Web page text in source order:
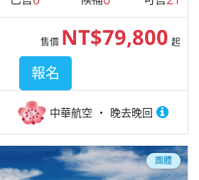
中華航空 晚去晚回
售價 NT$79,800 起
報名
團體